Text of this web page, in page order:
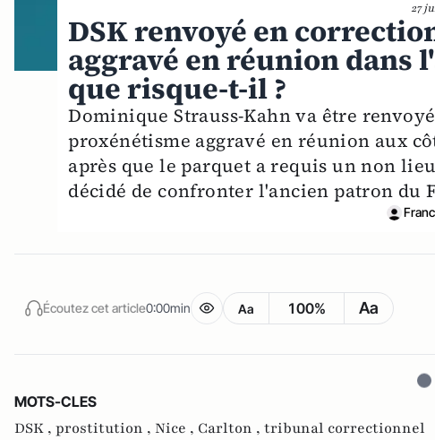
27
DSK renvoyé en
aggravé en réunion dans
que risque-t-il ?
Dominique Strauss-Kahn va être
proxénétisme aggravé en réunion aux
après que le parquet a requis un non
décidé de confronter l'ancien patron du
Écoutez cet article0:00min Aa 100% Aa
MOTS-CLES
DSK , prostitution , Nice , Carlton , tribunal correctionnel